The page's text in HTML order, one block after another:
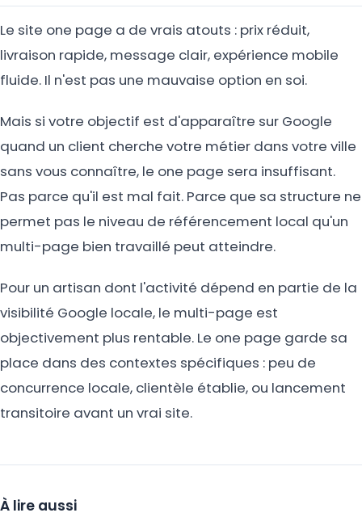
Le site one page a de vrais atouts : prix réduit,
livraison rapide, message clair, expérience mobile
fluide. Il n'est pas une mauvaise option en soi.
Mais si votre objectif est d'apparaître sur Google
quand un client cherche votre métier dans votre ville
sans vous connaître, le one page sera insuffisant.
Pas parce qu'il est mal fait. Parce que sa structure ne
permet pas le niveau de référencement local qu'un
multi-page bien travaillé peut atteindre.
Pour un artisan dont l'activité dépend en partie de la
visibilité Google locale, le multi-page est
objectivement plus rentable. Le one page garde sa
place dans des contextes spécifiques : peu de
concurrence locale, clientèle établie, ou lancement
transitoire avant un vrai site.
À lire aussi